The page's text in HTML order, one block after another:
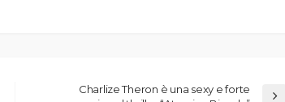
Charlize Theron è una sexy e forte